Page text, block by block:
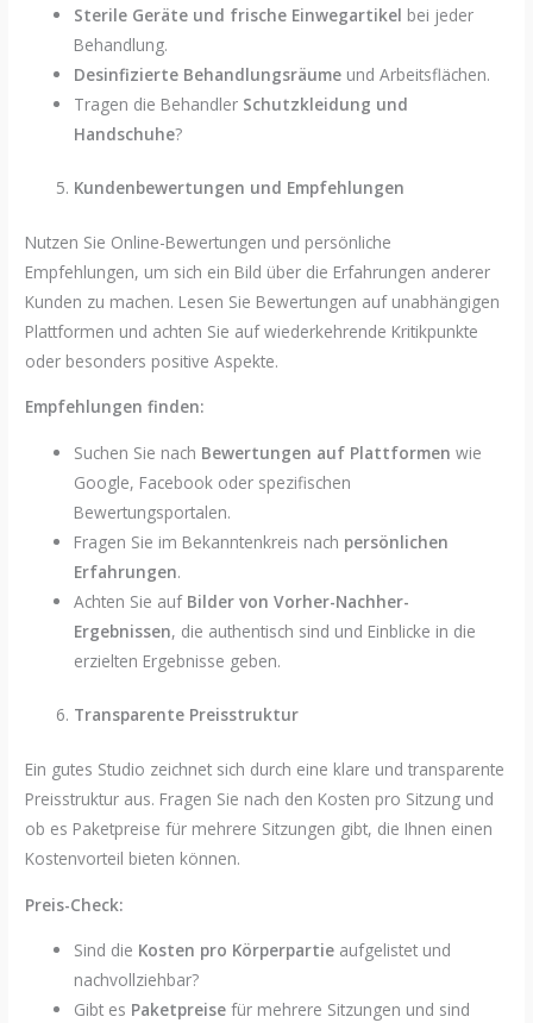
Sterile Geräte und frische Einwegartikel bei jeder
Behandlung.
Desinfizierte Behandlungsräume und Arbeitsflächen.
Tragen die Behandler Schutzkleidung und
Handschuhe?
Kundenbewertungen und Empfehlungen
Nutzen Sie Online-Bewertungen und persönliche
Empfehlungen, um sich ein Bild über die Erfahrungen anderer
Kunden zu machen. Lesen Sie Bewertungen auf unabhängigen
Plattformen und achten Sie auf wiederkehrende Kritikpunkte
oder besonders positive Aspekte.
Empfehlungen finden:
Suchen Sie nach Bewertungen auf Plattformen wie
Google, Facebook oder spezifischen
Bewertungsportalen.
Fragen Sie im Bekanntenkreis nach persönlichen
Erfahrungen.
Achten Sie auf Bilder von Vorher-Nachher-
Ergebnissen, die authentisch sind und Einblicke in die
erzielten Ergebnisse geben.
Transparente Preisstruktur
Ein gutes Studio zeichnet sich durch eine klare und transparente
Preisstruktur aus. Fragen Sie nach den Kosten pro Sitzung und
ob es Paketpreise für mehrere Sitzungen gibt, die Ihnen einen
Kostenvorteil bieten können.
Preis-Check:
Sind die Kosten pro Körperpartie aufgelistet und
nachvollziehbar?
Gibt es Paketpreise für mehrere Sitzungen und sind